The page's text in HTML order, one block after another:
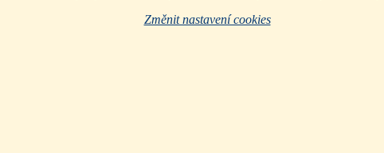
Změnit nastavení cookies